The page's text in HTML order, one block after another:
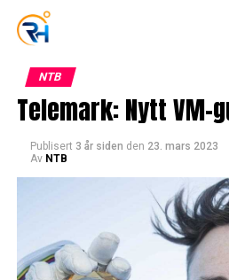
NTB
Telemark: Nytt VM-
Publisert 3 år siden den 23. mars 2023
Av NTB